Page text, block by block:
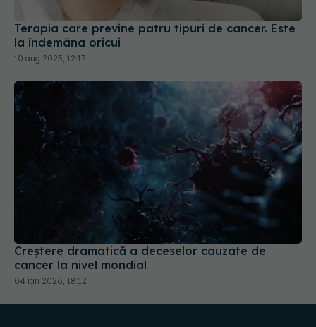
Terapia care previne patru tipuri de cancer. Este
la îndemâna oricui
10 aug 2025, 12:17
Creștere dramatică a deceselor cauzate de
cancer la nivel mondial
04 ian 2026, 18:12